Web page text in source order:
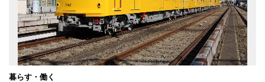
暮らす・働く